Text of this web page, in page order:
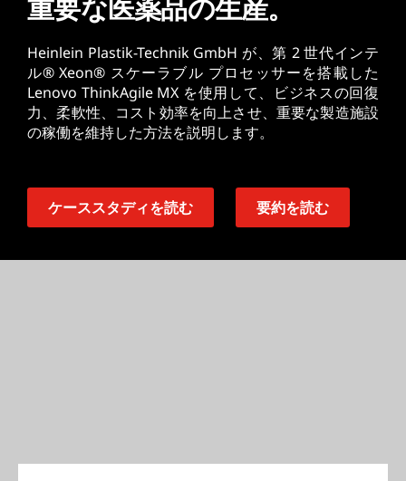
重要な医薬品の生産。
Heinlein Plastik-Technik GmbH が、第 2 世代インテ
ル® Xeon® スケーラブル プロセッサーを搭載した
Lenovo ThinkAgile MX を使用して、ビジネスの回復
力、柔軟性、コスト効率を向上させ、重要な製造施設
の稼働を維持した方法を説明します。
ケーススタディを読む 要約を読む